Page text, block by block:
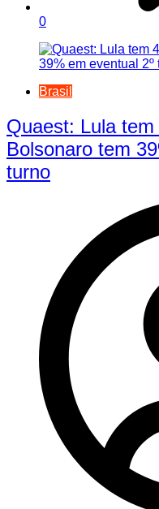
0
Brasil
Quaest: Lula
Bolsonaro tem
turno